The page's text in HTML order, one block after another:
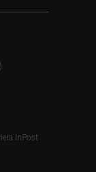
InPost